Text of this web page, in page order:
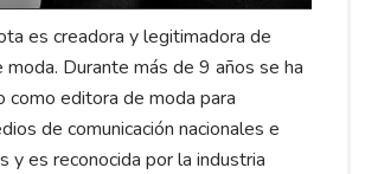
es creadora y legitimadora de
Durante más de 9 años se ha
como editora de moda para
de comunicación nacionales e
y es reconocida por la industria